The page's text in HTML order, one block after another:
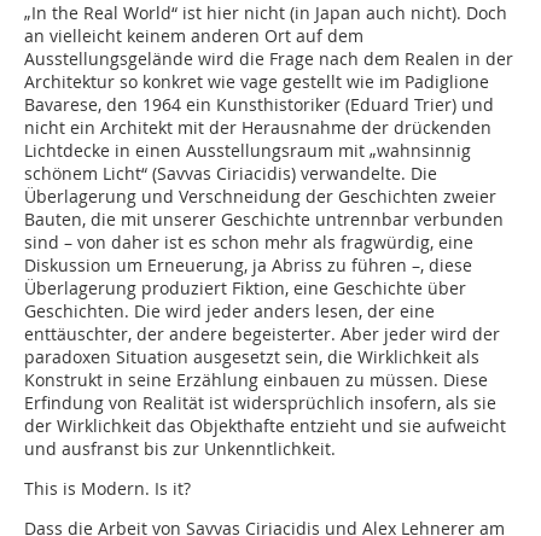
„In the Real World“ ist hier nicht (in Japan auch nicht). Doch
an vielleicht keinem anderen Ort auf dem
Ausstellungsgelände wird die Frage nach dem Realen in der
Architektur so konkret wie vage gestellt wie im Padiglione
Bavarese, den 1964 ein Kunsthistoriker (Eduard Trier) und
nicht ein Architekt mit der Herausnahme der drückenden
Lichtdecke in einen Ausstellungsraum mit „wahnsinnig
schönem Licht“ (Savvas Ciriacidis) verwandelte. Die
Überlagerung und Verschneidung der Geschichten zweier
Bauten, die mit unserer Geschichte untrennbar verbunden
sind – von daher ist es schon mehr als fragwürdig, eine
Diskussion um Erneuerung, ja Abriss zu führen –, diese
Überlagerung produziert Fiktion, eine Geschichte über
Geschichten. Die wird jeder anders lesen, der eine
enttäuschter, der andere begeisterter. Aber jeder wird der
paradoxen Situation ausgesetzt sein, die Wirklichkeit als
Konstrukt in seine Erzählung einbauen zu müssen. Diese
Erfindung von Realität ist widersprüchlich insofern, als sie
der Wirklichkeit das Objekthafte entzieht und sie aufweicht
und ausfranst bis zur Unkenntlichkeit.
This is Modern. Is it?
Dass die Arbeit von Savvas Ciriacidis und Alex Lehnerer am